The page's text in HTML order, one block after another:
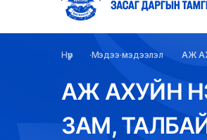
Нүүр Мэдээ мэдээлэл АЖ
АЖ АХУЙН
ЗАМ,